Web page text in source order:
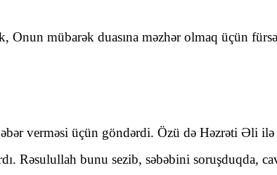
Onun mübarək duasına məzhər olmaq üçün
verməsi üçün göndərdi. Özü də Həzrəti Əli ilə
Rəsulullah bunu sezib, səbəbini soruşduqda,